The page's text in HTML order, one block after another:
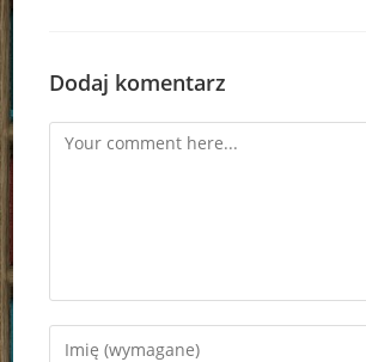
Dodaj komentarz
Comment
Enter